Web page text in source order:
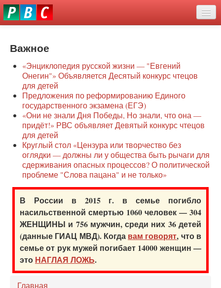
Перейти
к
О нас
Защита семей
Образование
Наше сопротивление
Регионы
Видео
Важное
«Энциклопедия русской жизни — "Евгений
Онегин"» Объявляется Десятый конкурс чтецов
для детей
Предложения по реформированию Единого
государственного экзамена (ЕГЭ)
«Они не знали Дня Победы, Но знали, что она —
придёт!» РВС объявляет Девятый конкурс чтецов
для детей
Круглый стол «Цензура или творчество без
оглядки — должны ли у общества быть рычаги для
сдерживания опасных процессов? О политической
проблеме "Слова пацана" и не только»
В России в 2015 г. в семье погибло
насильственной смертью 1060 человек — 304
ЖЕНЩИНЫ и 756 мужчин, среди них 36 детей
(данные ГИАЦ МВД). Когда вам говорят, что в
семье от рук мужей погибает 14000 женщин —
это НАГЛАЯ ЛОЖЬ.
Главная